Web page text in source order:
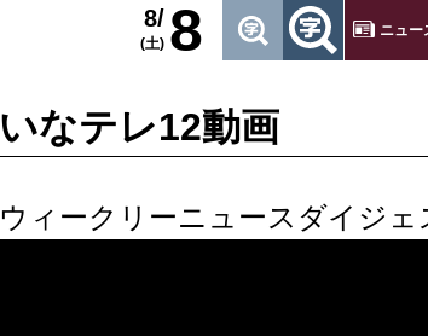
ニュー
8
8/
(土)
いなテレ12動画
ウィークリーニュースダイジェ